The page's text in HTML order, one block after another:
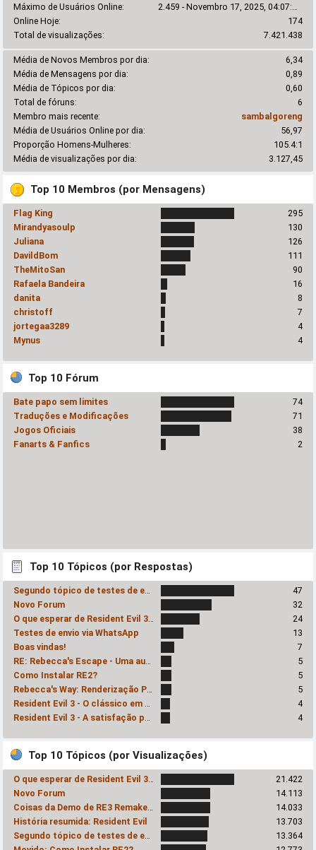
Máximo de Usuários Online:
2.459 - Novembro 17, 2025, 04:07:10 pm
Online Hoje:
174
Total de visualizações:
7.421.438
Média de Novos Membros por dia:
6,34
Média de Mensagens por dia:
0,89
Média de Tópicos por dia:
0,60
Total de fóruns:
6
Membro mais recente:
sambalgoreng
Média de Usuários Online por dia:
56,97
Proporção Homens-Mulheres:
105.4:1
Média de visualizações por dia:
3.127,45
Top 10 Membros (por Mensagens)
Flag King
295
Mirandyasoulp
130
Juliana
126
DavildBom
111
TheMitoSan
90
Rafaela Bandeira
16
danita
8
christoff
7
jortegaa3289
4
Mynus
4
Top 10 Fórum
Bate papo sem limites
74
Traduções e Modificações
71
Jogos Oficiais
38
Fanarts & Fanfics
2
Top 10 Tópicos (por Respostas)
Segundo tópico de testes de envio via Whatsapp
47
Novo Forum
32
O que esperar de Resident Evil 3 Remake?
24
Testes de envio via WhatsApp
13
Boas vindas!
7
RE: Rebecca's Escape - Uma audácia inexplicavelmente prazerosa
5
Como Instalar RE2?
5
Rebecca's Way: Renderização Progressiva
5
Resident Evil 3 - O clássico em HD!
4
Resident Evil 3 - A satisfação pessoal do Romhacker
4
Top 10 Tópicos (por Visualizações)
21.422
Novo Forum
14.113
14.033
História resumida: Resident Evil
13.703
13.364